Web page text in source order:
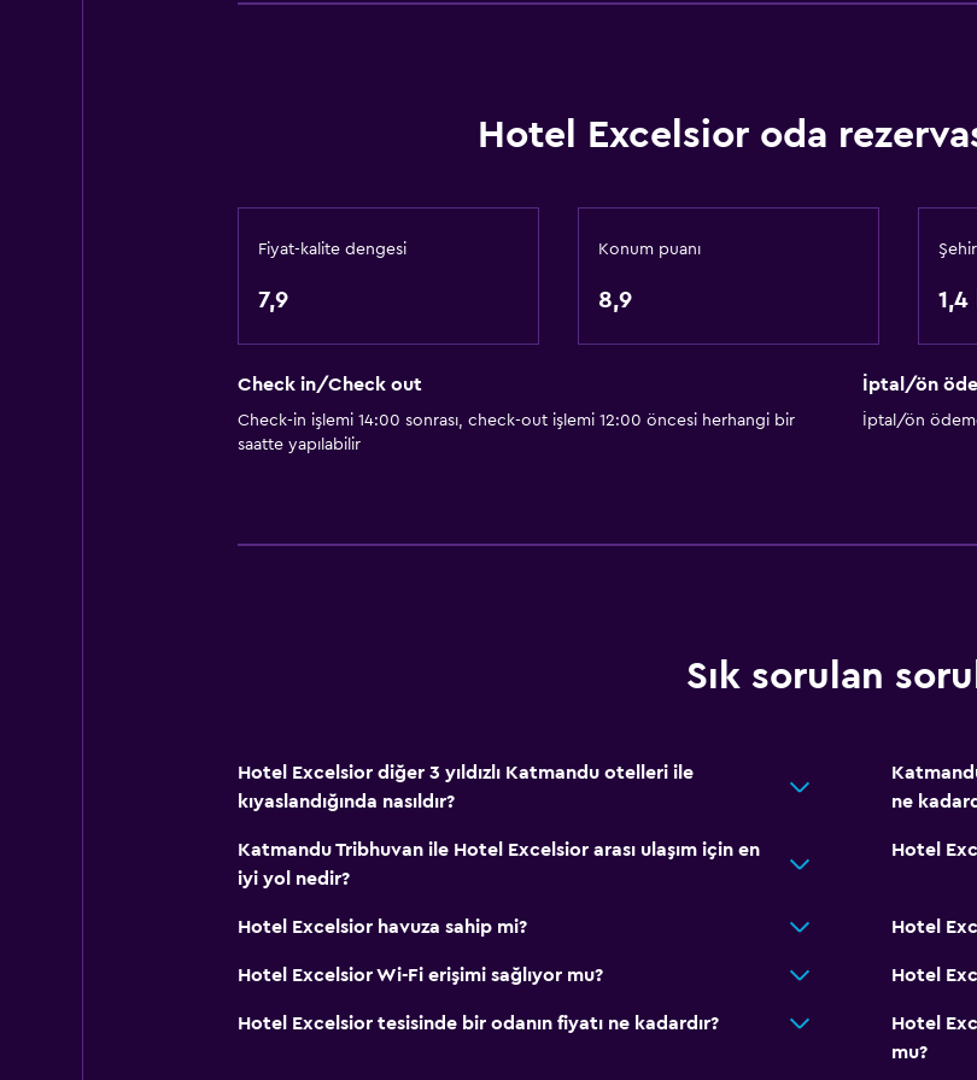
Saç kremi
Şişe su
Elektrikli su ısıtıcı
Özel diyet menüleri (talep üzerine)
Minibar
Ahşap veya
Kilitli
Dağ manzaralı
Oturma alanı
Erişilebilirlik ve uygunluk
Birimin tamamına tekerlekli sandalye ile erişilebilir
Sigara içilmez
Alçak banyo lavabosu
Tüysüz yastık
Özel Sigara İçilir Alan
Banyo
Saç kurutma
Özel banyo
Ek tuvalet
Hotel Excelsior oda
Fiyat-kalite dengesi
7,9
Konum puanı
8,9 1,4
Check in/Check out
Check-in işlemi 14:00 sonrası, check-out işlemi 12:00 öncesi herhangi bir
saatte yapılabilir
İptal/ön
İptal/ön
Sık sorulan
Hotel Excelsior diğer 3 yıldızlı Katmandu otelleri ile
kıyaslandığında nasıldır?
ne
Katmandu Tribhuvan ile Hotel Excelsior arası ulaşım için en
iyi yol nedir?
Hotel
Hotel Excelsior havuza sahip mi? Hotel
Hotel Excelsior Wi-Fi erişimi sağlıyor mu? Hotel
Hotel Excelsior tesisinde bir odanın fiyatı ne kadardır?
Hotel
mu?